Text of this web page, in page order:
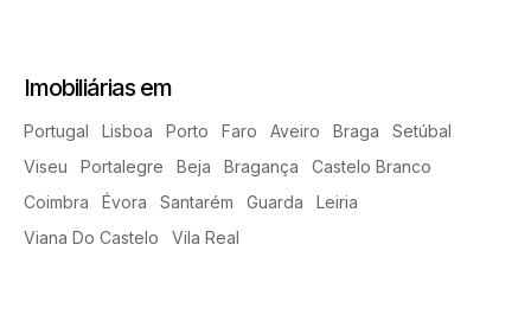
Imobiliárias em
Portugal Lisboa Porto Faro Aveiro Braga
Setúbal
Viseu
Portalegre Beja Bragança
Castelo Branco
Coimbra
Évora Santarém Guarda
Leiria
Viana Do Castelo
Vila Real